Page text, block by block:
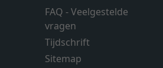
FAQ - Veelgestelde
vragen
Tijdschrift
Sitemap